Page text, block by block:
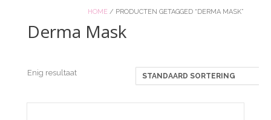
HOME / PRODUCTEN GETAGGED “DERMA MASK”
Derma Mask
Enig resultaat